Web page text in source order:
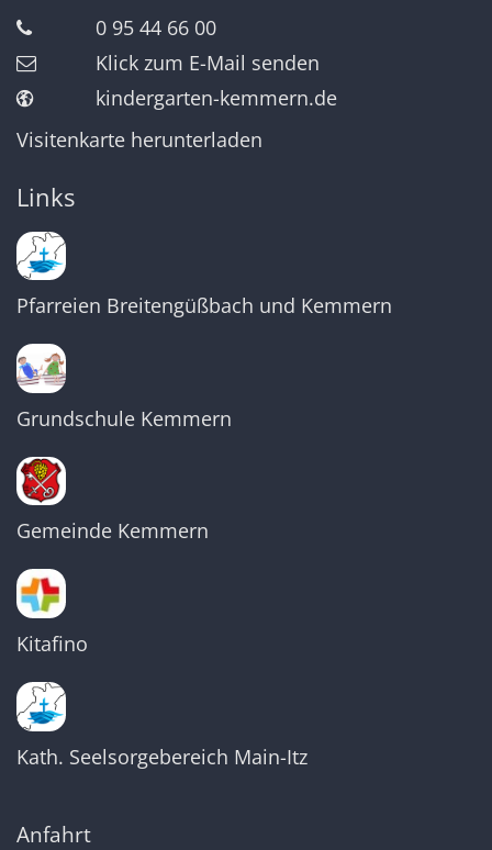
0 95 44 66 00
Klick zum E-Mail senden
kindergarten-kemmern.de
Visitenkarte herunterladen
Links
Pfarreien Breitengüßbach und Kemmern
Grundschule Kemmern
Gemeinde Kemmern
Kitafino
Kath. Seelsorgebereich Main-Itz
Anfahrt